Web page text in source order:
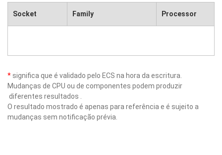
Socket Family Processor
* significa que é validado pelo ECS na hora da escritura.
Mudanças de CPU ou de componentes podem produzir
diferentes resultados .
O resultado mostrado é apenas para referência e é sujeito a
mudanças sem notificação prévia.